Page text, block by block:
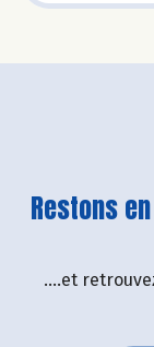
Restons
....et